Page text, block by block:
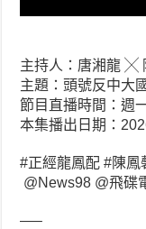
主持人：唐湘龍 ╳
主題：頭號反中大
節目直播時間：週
本集播出日期：
#正經龍鳳配 #陳鳳
⁨@News98 @飛碟
—–